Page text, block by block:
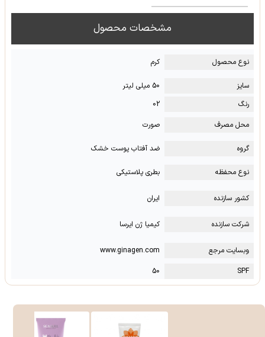
مشخصات محصول
نوع محصول کرم
سایز
50 میلی لیتر
رنگ
02
محل مصرف
صورت
گروه ضد آفتاب پوست خشک
نوع محفظه بطری پلاستیکی
کشور سازنده ایران
شرکت سازنده کیمیا ژن ایرسا
وبسایت مرجع
www.ginagen.com
SPF
50